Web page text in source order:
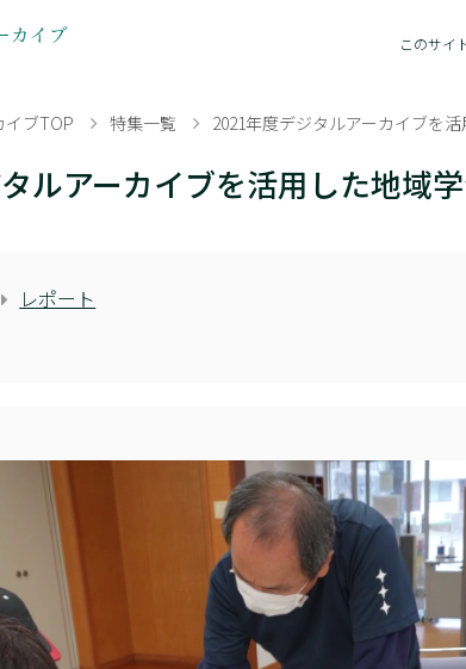
このサイ
イブTOP 特集一覧 2021年度デジタルアーカイブを
ルアーカイブを活用した地域
レポート